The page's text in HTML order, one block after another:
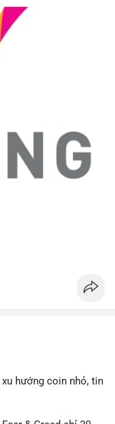
xu hướng coin nhỏ, tin